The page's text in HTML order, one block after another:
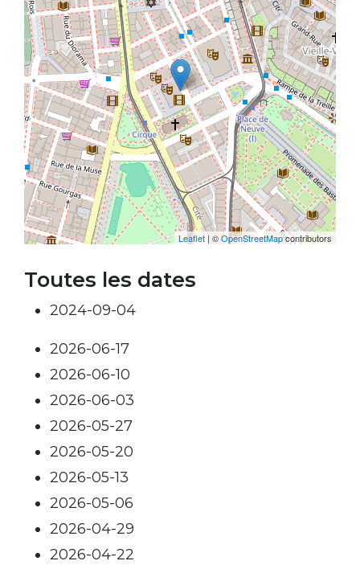
Leaflet| ©OpenStreetMapcontributors
Toutes les dates
2024-09-04
2026-06-17
2026-06-10
2026-06-03
2026-05-27
2026-05-20
2026-05-13
2026-05-06
2026-04-29
2026-04-22